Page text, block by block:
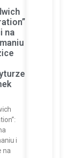
na
i
na